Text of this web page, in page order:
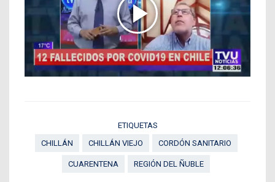
ETIQUETAS
CHILLÁN
CHILLÁN VIEJO CORDÓN SANITARIO
CUARENTENA REGIÓN DEL ÑUBLE